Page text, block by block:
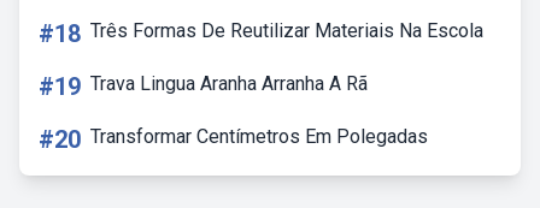
#18 Três Formas De Reutilizar Materiais Na Escola
#19 Trava Lingua Aranha Arranha A Rã
#20 Transformar Centímetros Em Polegadas